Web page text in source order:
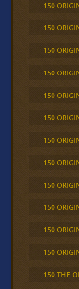
150
150
150
150
150
150
150
150
150
150
150
150
150 THE